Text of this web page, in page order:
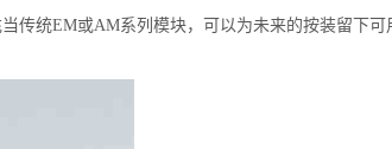
传统EM或AM系列模块，可以为未来的按装留下可